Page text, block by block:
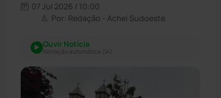
07 Jul 2026 / 10:00
Por: Redação - Achei Sudoeste
Ouvir Notícia
Narração automática (IA)